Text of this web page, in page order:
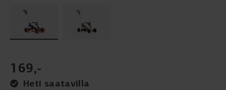
169,-
Heti saatavilla